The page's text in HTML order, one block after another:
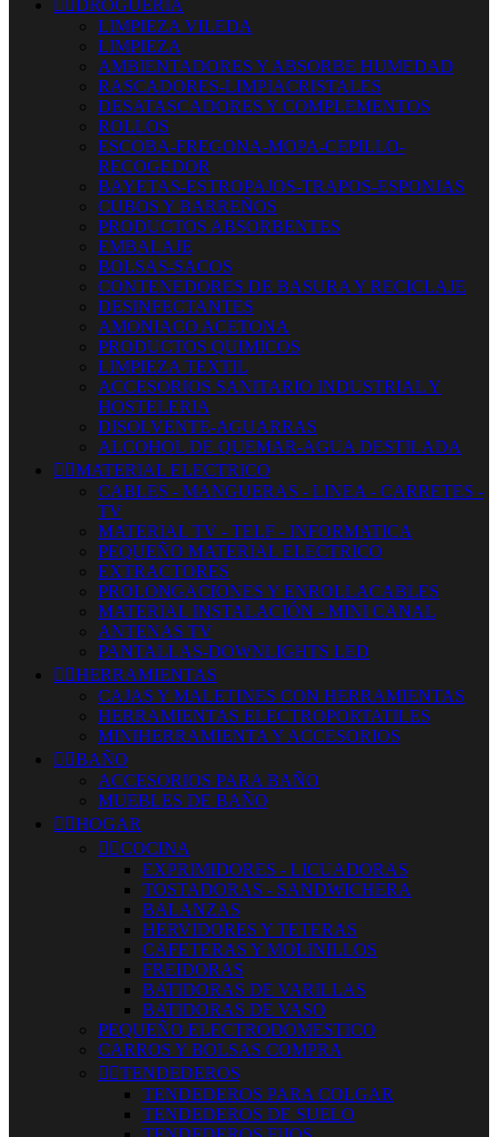
 DROGUERIA
LIMPIEZA VILEDA
LIMPIEZA
AMBIENTADORES Y ABSORBE HUMEDAD
RASCADORES-LIMPIACRISTALES
DESATASCADORES Y COMPLEMENTOS
ROLLOS
ESCOBA-FREGONA-MOPA-CEPILLO-
RECOGEDOR
BAYETAS-ESTROPAJOS-TRAPOS-ESPONJAS
CUBOS Y BARREÑOS
PRODUCTOS ABSORBENTES
EMBALAJE
BOLSAS-SACOS
CONTENEDORES DE BASURA Y RECICLAJE
DESINFECTANTES
AMONIACO ACETONA
PRODUCTOS QUIMICOS
LIMPIEZA TEXTIL
ACCESORIOS SANITARIO INDUSTRIAL Y
HOSTELERIA
DISOLVENTE-AGUARRAS
ALCOHOL DE QUEMAR-AGUA DESTILADA
 MATERIAL ELECTRICO
CABLES - MANGUERAS - LINEA - CARRETES -
TV
MATERIAL TV - TELF - INFORMATICA
PEQUEÑO MATERIAL ELECTRICO
EXTRACTORES
PROLONGACIONES Y ENROLLACABLES
MATERIAL INSTALACIÓN - MINI CANAL
ANTENAS TV
PANTALLAS-DOWNLIGHTS LED
 HERRAMIENTAS
CAJAS Y MALETINES CON HERRAMIENTAS
HERRAMIENTAS ELECTROPORTATILES
MINIHERRAMIENTA Y ACCESORIOS
 BAÑO
ACCESORIOS PARA BAÑO
MUEBLES DE BAÑO
 HOGAR
 COCINA
EXPRIMIDORES - LICUADORAS
TOSTADORAS - SANDWICHERA
BALANZAS
HERVIDORES Y TETERAS
CAFETERAS Y MOLINILLOS
FREIDORAS
BATIDORAS DE VARILLAS
BATIDORAS DE VASO
PEQUEÑO ELECTRODOMESTICO
CARROS Y BOLSAS COMPRA
 TENDEDEROS
TENDEDEROS PARA COLGAR
TENDEDEROS DE SUELO